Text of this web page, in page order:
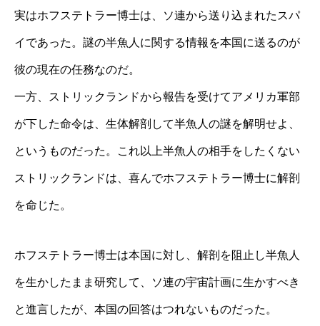
実はホフステトラー博士は、ソ連から送り込まれたスパ
イであった。謎の半魚人に関する情報を本国に送るのが
彼の現在の任務なのだ。
一方、ストリックランドから報告を受けてアメリカ軍部
が下した命令は、生体解剖して半魚人の謎を解明せよ、
というものだった。これ以上半魚人の相手をしたくない
ストリックランドは、喜んでホフステトラー博士に解剖
を命じた。
ホフステトラー博士は本国に対し、解剖を阻止し半魚人
を生かしたまま研究して、ソ連の宇宙計画に生かすべき
と進言したが、本国の回答はつれないものだった。